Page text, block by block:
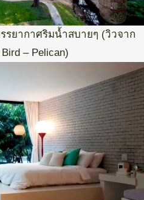
รยากาศริมน้ำสบายๆ (วิวจาก
– Pelican)